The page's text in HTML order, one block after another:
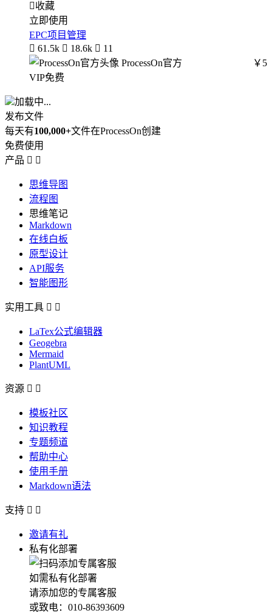
收藏
立即使用
EPC项目管理
 61.5k  18.6k  11
ProcessOn官方
￥5
VIP免费
加载中...
发布文件
每天有100,000+文件在ProcessOn创建
免费使用
产品  
思维导图
流程图
思维笔记
Markdown
在线白板
原型设计
API服务
智能图形
实用工具  
LaTex公式编辑器
Geogebra
Mermaid
PlantUML
资源  
模板社区
知识教程
专题频道
帮助中心
使用手册
Markdown语法
支持  
邀请有礼
私有化部署
如需私有化部署
请添加您的专属客服
或致电：010-86393609